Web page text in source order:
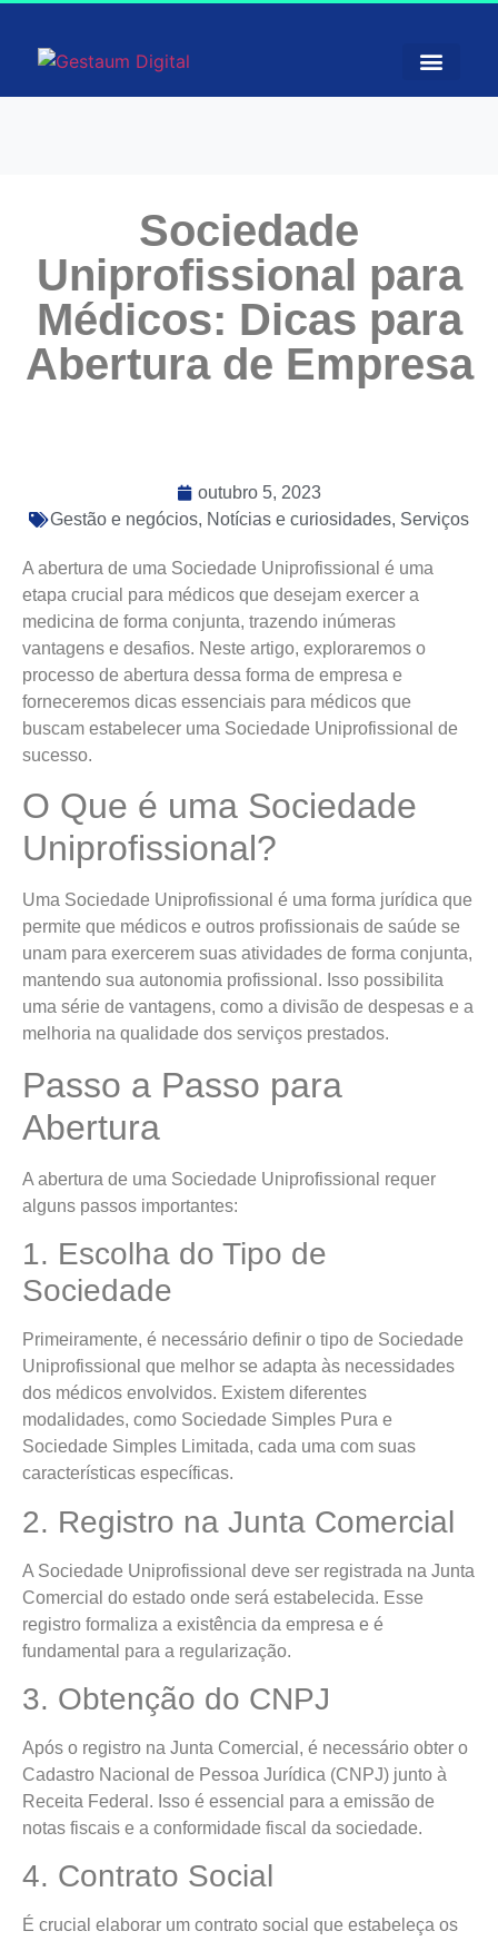
Sociedade
Uniprofissional para
Médicos: Dicas para
Abertura de Empresa
outubro 5, 2023
Gestão e negócios, Notícias e curiosidades, Serviços
A abertura de uma Sociedade Uniprofissional é uma
etapa crucial para médicos que desejam exercer a
medicina de forma conjunta, trazendo inúmeras
vantagens e desafios. Neste artigo, exploraremos o
processo de abertura dessa forma de empresa e
forneceremos dicas essenciais para médicos que
buscam estabelecer uma Sociedade Uniprofissional de
sucesso.
O Que é uma Sociedade
Uniprofissional?
Uma Sociedade Uniprofissional é uma forma jurídica que
permite que médicos e outros profissionais de saúde se
unam para exercerem suas atividades de forma conjunta,
mantendo sua autonomia profissional. Isso possibilita
uma série de vantagens, como a divisão de despesas e a
melhoria na qualidade dos serviços prestados.
Passo a Passo para
Abertura
A abertura de uma Sociedade Uniprofissional requer
alguns passos importantes:
1. Escolha do Tipo de
Sociedade
Primeiramente, é necessário definir o tipo de Sociedade
Uniprofissional que melhor se adapta às necessidades
dos médicos envolvidos. Existem diferentes
modalidades, como Sociedade Simples Pura e
Sociedade Simples Limitada, cada uma com suas
características específicas.
2. Registro na Junta Comercial
A Sociedade Uniprofissional deve ser registrada na Junta
Comercial do estado onde será estabelecida. Esse
registro formaliza a existência da empresa e é
fundamental para a regularização.
3. Obtenção do CNPJ
Após o registro na Junta Comercial, é necessário obter o
Cadastro Nacional de Pessoa Jurídica (CNPJ) junto à
Receita Federal. Isso é essencial para a emissão de
notas fiscais e a conformidade fiscal da sociedade.
4. Contrato Social
É crucial elaborar um contrato social que estabeleça os